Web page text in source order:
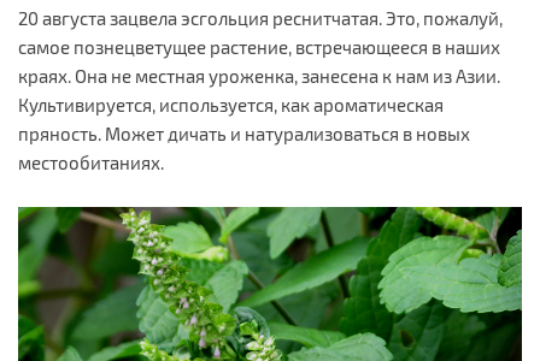
20 августа зацвела эсгольция реснитчатая. Это, пожалуй,
самое познецветущее растение, встречающееся в наших
краях. Она не местная уроженка, занесена к нам из Азии.
Культивируется, используется, как ароматическая
пряность. Может дичать и натурализоваться в новых
местообитаниях.